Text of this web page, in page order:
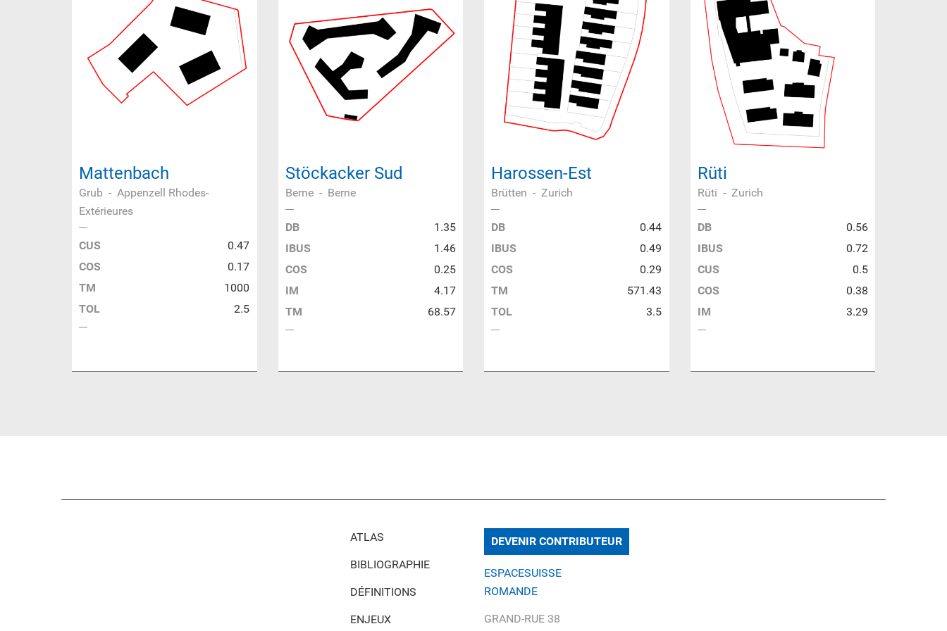
Mattenbach
Grub - Appenzell Rhodes-
Extérieures
CUS
0.47
COS
0.17
TM
1000
TOL
2.5
Stöckacker Sud
Berne- Berne
DB
1.35
IBUS
1.46
COS
0.25
IM
4.17
TM
68.57
Harossen-Est
Brütten - Zurich
DB
0.44
IBUS
0.49
COS
0.29
TM
571.43
TOL
3.5
Rüti
Rüti - Zurich
DB
0.56
IBUS
0.72
CUS
0.5
COS
0.38
IM
3.29
ATLAS
BIBLIOGRAPHIE
DÉFINITIONS
ENJEUX
DEVENIR CONTRIBUTEUR
ESPACESUISSE
ROMANDE
GRAND-RUE 38